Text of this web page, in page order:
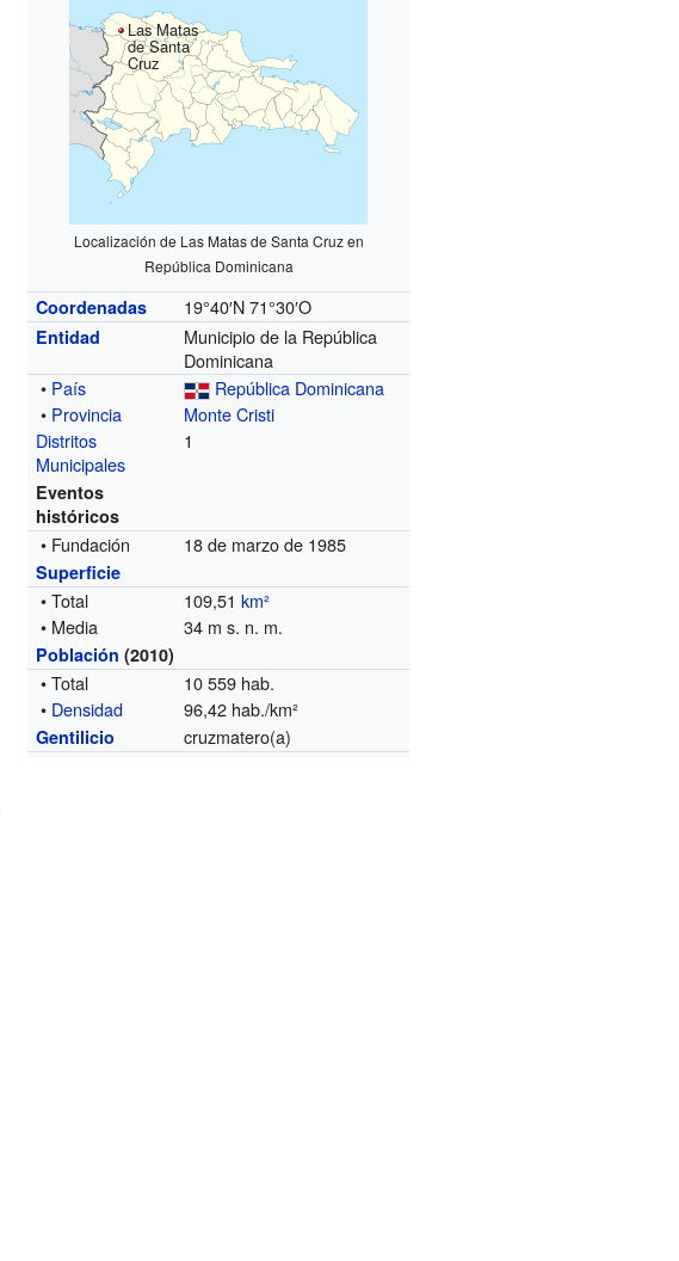
Las Matas
de Santa
Cruz
Localización de Las Matas de Santa Cruz en
República Dominicana
Coordenadas 19°40′N 71°30′O
Entidad
Municipio de la República
Dominicana
• País
República Dominicana
• Provincia
Monte Cristi
Distritos
Municipales
1
Eventos
históricos
• Fundación 18 de marzo de 1985
Superficie
• Total 109,51km²
• Media
34 m s. n. m.
Población (2010)
• Total
10 559 hab.
• Densidad 96,42 hab./km²
Gentilicio cruzmatero(a)